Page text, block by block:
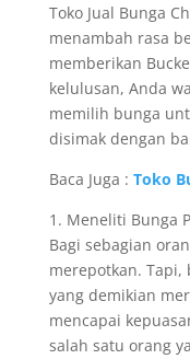
Toko Jual Bunga
menambah rasa
memberikan
kelulusan, Anda
memilih bunga
disimak dengan
Baca Juga : Toko
1. Meneliti Bunga
Bagi sebagian
merepotkan.
yang demikian
mencapai
salah satu orang